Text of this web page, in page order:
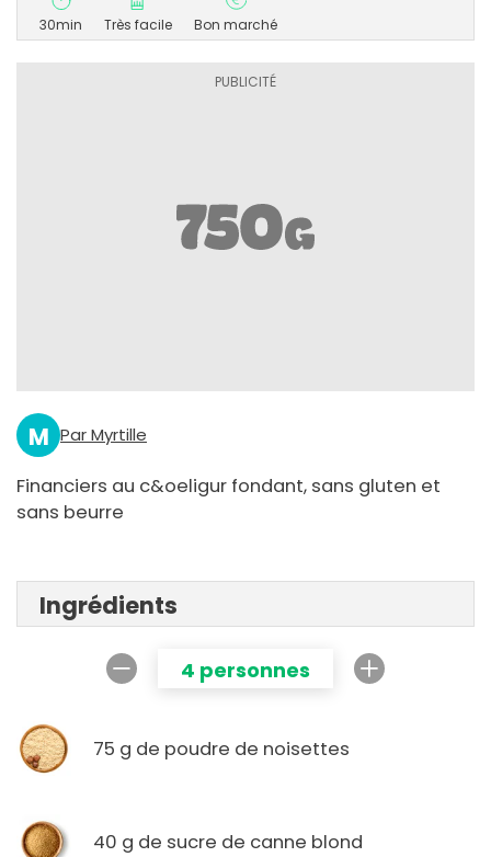
30min Très facile Bon marché
M Par Myrtille
Financiers au c&oeligur fondant, sans gluten et
sans beurre
Ingrédients
4 personnes
75 g de poudre de noisettes
40 g de sucre de canne blond